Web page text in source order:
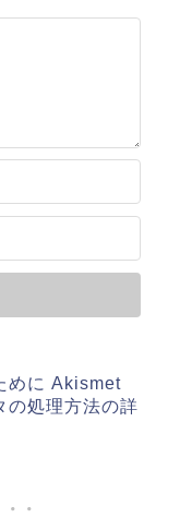
めに Akismet
の処理方法の詳